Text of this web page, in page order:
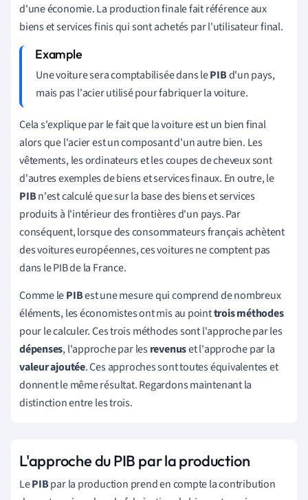
d'une économie. La production finale fait référence aux
biens et services finis qui sont achetés par l'utilisateur final.
Une voiture sera comptabilisée dans lePIBd'un pays,
mais pas l'acier utilisé pour fabriquer la voiture.
Cela s'explique par le fait que la voiture est un bien final
alors que l'acier est un composant d'un autre bien. Les
vêtements, les ordinateurs et les coupes de cheveux sont
d'autres exemples de biens et services finaux. En outre, le
PIBn'est calculé que sur la base des biens et services
produits à l'intérieur des frontières d'un pays. Par
conséquent, lorsque des consommateurs français achètent
des voitures européennes, ces voitures ne comptent pas
dans le PIB de la France.
Comme lePIBest une mesure qui comprend de nombreux
éléments, les économistes ont mis au pointtrois méthodes
pour le calculer. Ces trois méthodes sont l'approche par les
dépenses, l'approche par lesrevenuset l'approche par la
valeur ajoutée. Ces approches sont toutes équivalentes et
donnent le même résultat. Regardons maintenant la
distinction entre les trois.
L'approche du PIB par la production
LePIBpar la production prend en compte la contribution